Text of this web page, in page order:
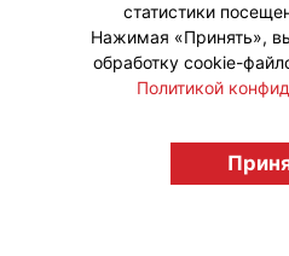
licensingrussia.ru,
статистики
Нажимая «Принять»,
обработку cookie-
Политикой